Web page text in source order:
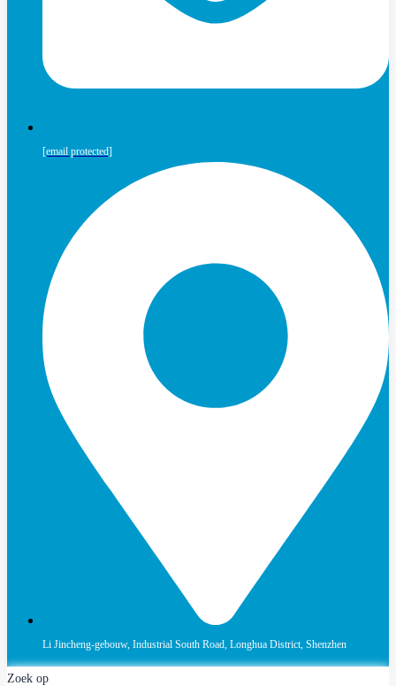
[email protected]
Li Jincheng-gebouw, Industrial South Road, Longhua District, Shenzhen
Zoek op